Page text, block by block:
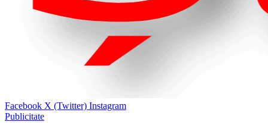
Facebook X (Twitter) Instagram
Publicitate